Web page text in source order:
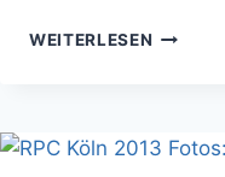
WEITERLESEN SPOILER!
DAS